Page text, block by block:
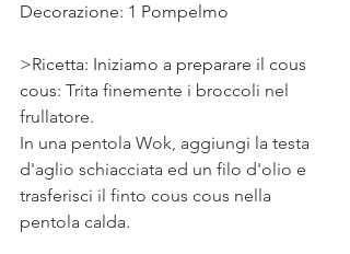
Decorazione: 1 Pompelmo
>Ricetta: Iniziamo a preparare il cous
cous: Trita finemente i broccoli nel
frullatore.
In una pentola Wok, aggiungi la testa
d'aglio schiacciata ed un filo d'olio e
trasferisci il finto cous cous nella
pentola calda.